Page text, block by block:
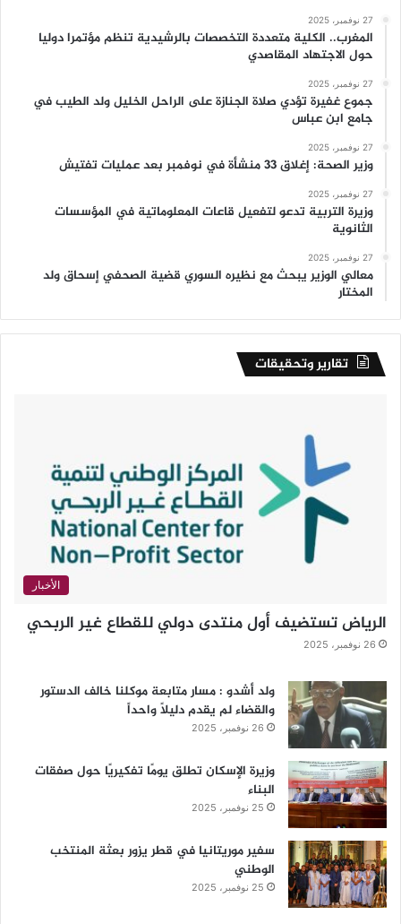
27 نوفمبر، 2025
المغرب.. الكلية متعددة التخصصات بالرشيدية تنظم مؤتمرا دوليا
حول الاجتهاد المقاصدي
27 نوفمبر، 2025
جموع غفيرة تؤدي صلاة الجنازة على الراحل الخليل ولد الطيب في
جامع ابن عباس
27 نوفمبر، 2025
وزير الصحة: إغلاق 33 منشأة في نوفمبر بعد عمليات تفتيش
27 نوفمبر، 2025
وزيرة التربية تدعو لتفعيل قاعات المعلوماتية في المؤسسات
الثانوية
27 نوفمبر، 2025
معالي الوزير يبحث مع نظيره السوري قضية الصحفي إسحاق ولد
المختار
تقارير وتحقيقات
الأخبار
الرياض تستضيف أول منتدى دولي للقطاع غير الربحي
26 نوفمبر، 2025
ولد أشدو : مسار متابعة موكلنا خالف الدستور
والقضاء لم يقدم دليلاً واحداً
26 نوفمبر، 2025
وزيرة الإسكان تطلق يومًا تفكيريًا حول صفقات
البناء
25 نوفمبر، 2025
سفير موريتانيا في قطر يزور بعثة المنتخب
الوطني
25 نوفمبر، 2025